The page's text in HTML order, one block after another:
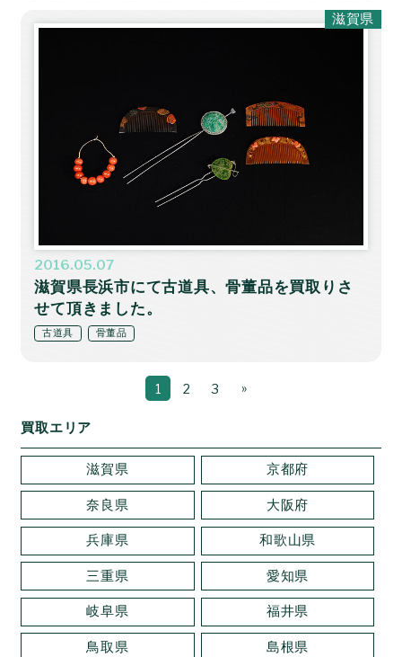
2016.05.07
滋賀県長浜市にて古道具、骨董品を買取りさ
せて頂きました。
古道具 骨董品
滋賀県
1 2 3 »
買取エリア
滋賀県 京都府
奈良県 大阪府
兵庫県 和歌山県
三重県 愛知県
岐阜県 福井県
鳥取県 島根県